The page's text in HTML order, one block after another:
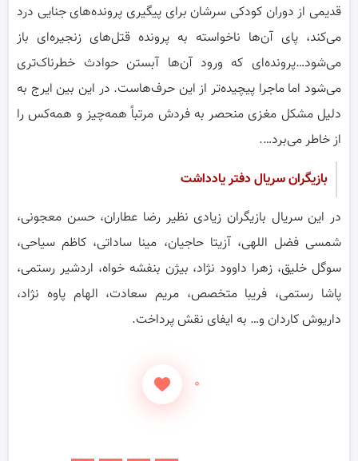
قدیمی از دوران کودکی سرشان برای پیگیری پرونده‌های جنایی درد
می‌کند، پای آن‌ها ناخواسته به پرونده قتل‌های زنجیره‌ای باز
می‌شود…پرونده‌ای که ورود آن‌ها آبستن حوادث خطرناک‌تری
می‌شود اما ماجرا پیچیده‌تر از این حرف‌هاست. در این بین ایرج به
دلیل مشکل مغزی منحصر به فردش مرتباً همه‌چیز و همه‌کس را
از خاطر می‌برد….
بازیگران سریال دفتر یادداشت
در این سریال بازیگران زیادی نظیر رضا عطاران، حسن معجونی،
شمسی فضل اللهی، آزیتا حاجیان، مینا ساداتی، کاظم سیاحی،
سوگل خلیق، زهرا داوود نژاد، بیژن بنفشه خواه، اردشیر رستمی،
پاشا رستمی، فریبا متخصص، مریم سعادت، الهام پاوه نژاد،
داریوش کاردان و… به ایفای نقش پرداخت.
۰